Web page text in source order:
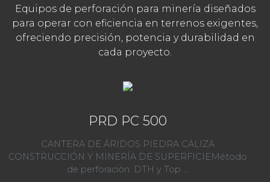
Equipos de perforación para minería diseñados
para operar con eficiencia en terrenos exigentes,
ofreciendo precisión, potencia y durabilidad en
cada proyecto.
PRD PC 500
CANTERA DE ÁRIDOS PIEDRA CALIZA
CONSTRUCCIÓN Y MINERÍA DE SUPERFICIEMétodo
de perforación: DTH y Top ...